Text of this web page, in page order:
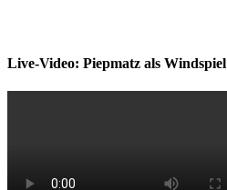
Live-Video: Piepmatz als Windspiel